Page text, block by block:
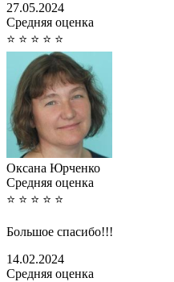
27.05.2024
Cредняя оценка
⭐ ⭐ ⭐ ⭐ ⭐
Оксана Юрченко
Cредняя оценка
⭐ ⭐ ⭐ ⭐ ⭐
Большое спасибо!!!
14.02.2024
Cредняя оценка